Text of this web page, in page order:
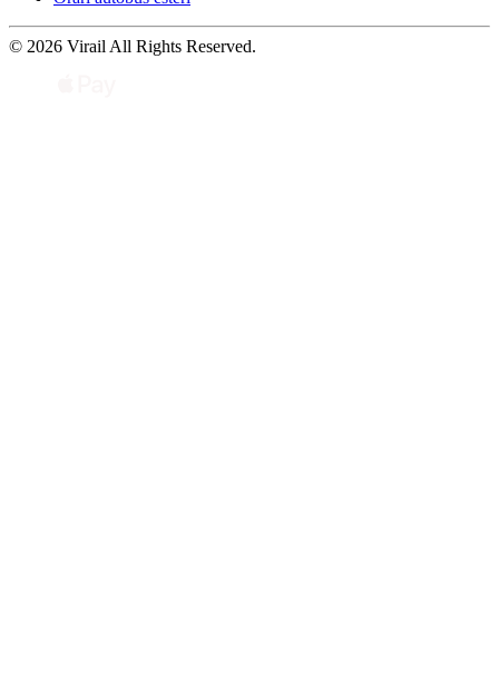
© 2026 Virail All Rights Reserved.